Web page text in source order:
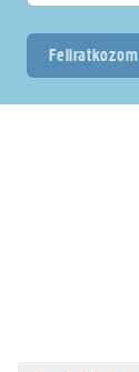
Feliratkozom